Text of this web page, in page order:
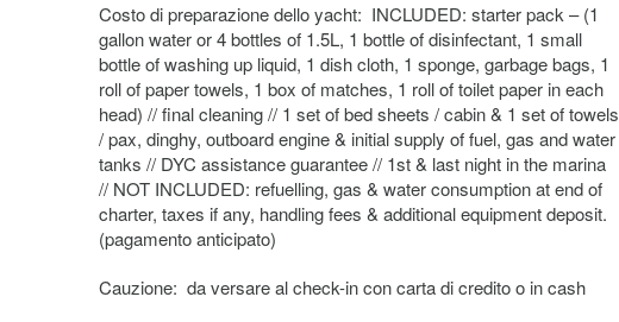
Costo di preparazione dello yacht: INCLUDED: starter pack – (1
gallon water or 4 bottles of 1.5L, 1 bottle of disinfectant, 1 small
bottle of washing up liquid, 1 dish cloth, 1 sponge, garbage bags, 1
roll of paper towels, 1 box of matches, 1 roll of toilet paper in each
head) // final cleaning // 1 set of bed sheets / cabin & 1 set of towels
/ pax, dinghy, outboard engine & initial supply of fuel, gas and water
tanks // DYC assistance guarantee // 1st & last night in the marina
// NOT INCLUDED: refuelling, gas & water consumption at end of
charter, taxes if any, handling fees & additional equipment deposit.
(pagamento anticipato)
Cauzione: da versare al check-in con carta di credito o in cash